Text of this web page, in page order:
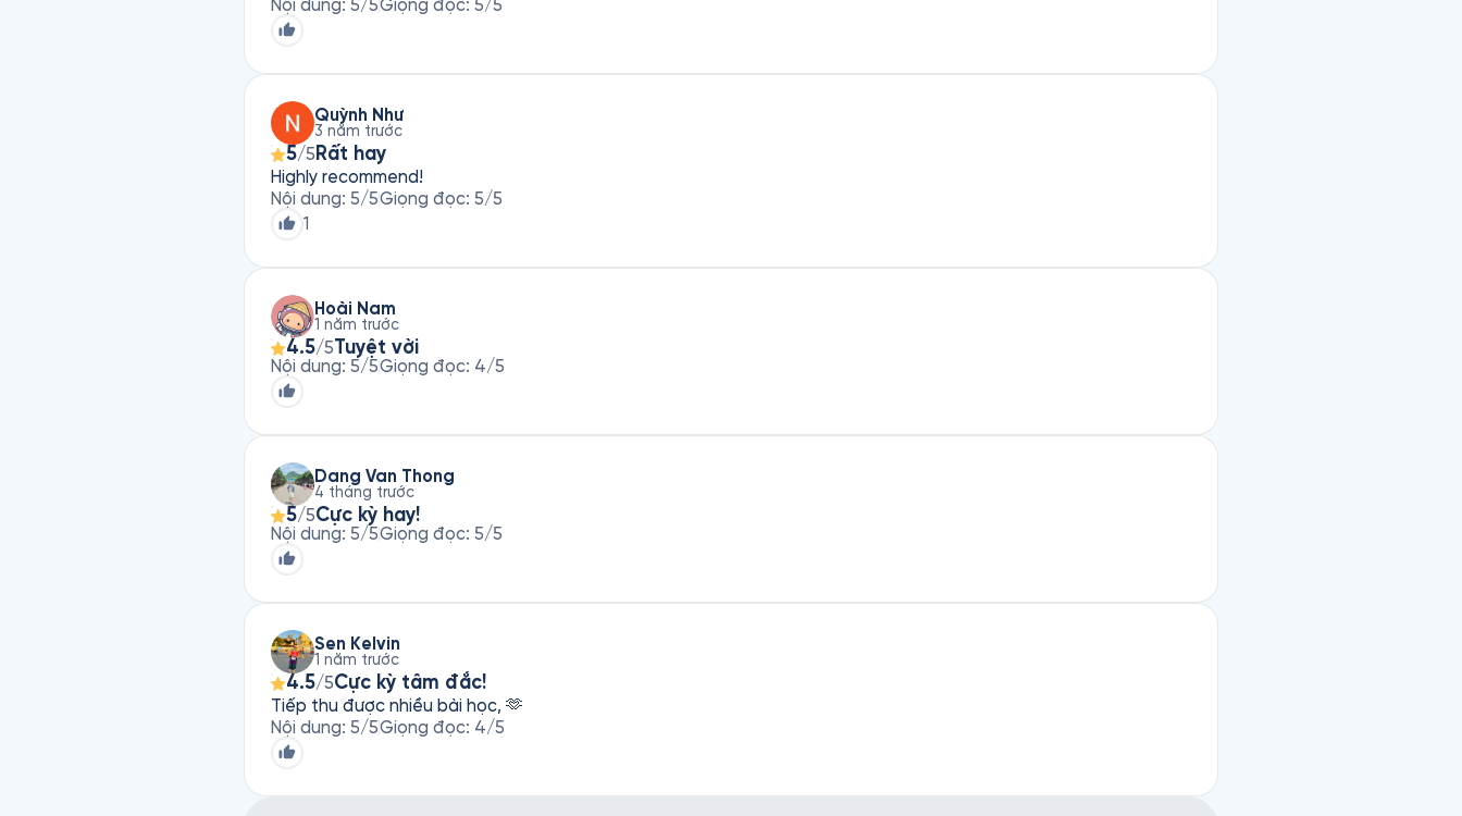
Nội dung: 5/5Giọng đọc: 5/5
Quỳnh Như
3 năm trước
5/5 Rất hay
Highly recommend!
Nội dung: 5/5Giọng đọc: 5/5
1
Hoài Nam
1 năm trước
4.5/5Tuyệt vời
Nội dung: 5/5Giọng đọc: 4/5
Dang Van Thong
4 tháng trước
5/5Cực kỳ hay!
Nội dung: 5/5Giọng đọc: 5/5
Sen Kelvin
1 năm trước
4.5/5Cực kỳ tâm đắc!
Tiếp thu được nhiều bài học, 🫶
Nội dung: 5/5Giọng đọc: 4/5